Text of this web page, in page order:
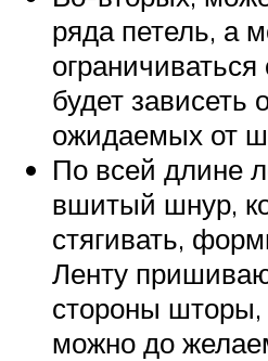
ряда петель, а
будет зависеть
ожидаемых от
По всей длине
вшитый шнур,
стягивать,
Ленту
стороны шторы,
можно до